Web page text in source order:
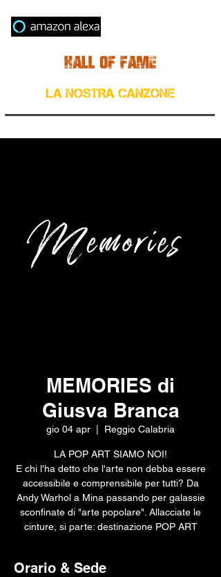
MEMORIES di
Giusva Branca
gio 04 apr Reggio Calabria
LA POP ART SIAMO NOI!
E chi l'ha detto che l'arte non debba essere
accessibile e comprensibile per tutti? Da
Andy Warhol a Mina passando per galassie
sconfinate di "arte popolare". Allacciate le
cinture, si parte: destinazione POP ART
Orario & Sede